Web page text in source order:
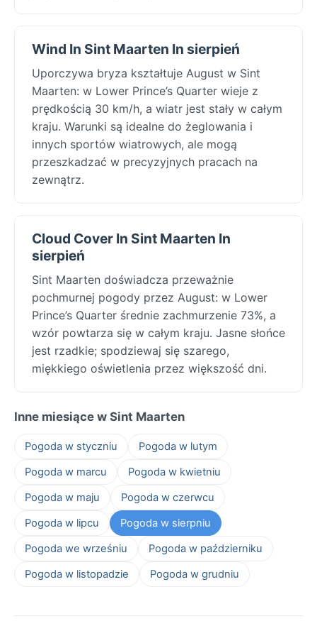
Wind In Sint Maarten In sierpień
Uporczywa bryza kształtuje August w Sint
Maarten: w Lower Prince’s Quarter wieje z
prędkością 30 km/h, a wiatr jest stały w całym
kraju. Warunki są idealne do żeglowania i
innych sportów wiatrowych, ale mogą
przeszkadzać w precyzyjnych pracach na
zewnątrz.
Cloud Cover In Sint Maarten In
sierpień
Sint Maarten doświadcza przeważnie
pochmurnej pogody przez August: w Lower
Prince’s Quarter średnie zachmurzenie 73%, a
wzór powtarza się w całym kraju. Jasne słońce
jest rzadkie; spodziewaj się szarego,
miękkiego oświetlenia przez większość dni.
Inne miesiące w Sint Maarten
Pogoda w styczniu
Pogoda w lutym
Pogoda w marcu
Pogoda w kwietniu
Pogoda w maju
Pogoda w czerwcu
Pogoda w lipcu
Pogoda w sierpniu
Pogoda we wrześniu
Pogoda w październiku
Pogoda w listopadzie
Pogoda w grudniu